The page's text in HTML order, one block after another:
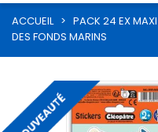
ACCUEIL > PACK 24 EX
DES FONDS MARINS